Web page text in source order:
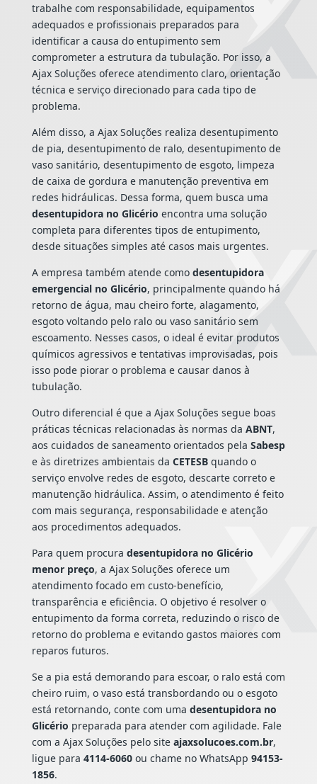
trabalhe com responsabilidade, equipamentos
adequados e profissionais preparados para
identificar a causa do entupimento sem
comprometer a estrutura da tubulação. Por isso, a
Ajax Soluções oferece atendimento claro, orientação
técnica e serviço direcionado para cada tipo de
problema.
Além disso, a Ajax Soluções realiza desentupimento
de pia, desentupimento de ralo, desentupimento de
vaso sanitário, desentupimento de esgoto, limpeza
de caixa de gordura e manutenção preventiva em
redes hidráulicas. Dessa forma, quem busca uma
desentupidora no Glicério encontra uma solução
completa para diferentes tipos de entupimento,
desde situações simples até casos mais urgentes.
A empresa também atende como desentupidora
emergencial no Glicério, principalmente quando há
retorno de água, mau cheiro forte, alagamento,
esgoto voltando pelo ralo ou vaso sanitário sem
escoamento. Nesses casos, o ideal é evitar produtos
químicos agressivos e tentativas improvisadas, pois
isso pode piorar o problema e causar danos à
tubulação.
Outro diferencial é que a Ajax Soluções segue boas
práticas técnicas relacionadas às normas da ABNT,
aos cuidados de saneamento orientados pela Sabesp
e às diretrizes ambientais da CETESBquando o
serviço envolve redes de esgoto, descarte correto e
manutenção hidráulica. Assim, o atendimento é feito
com mais segurança, responsabilidade e atenção
aos procedimentos adequados.
Para quem procura desentupidora no Glicério
menor preço, a Ajax Soluções oferece um
atendimento focado em custo-benefício,
transparência e eficiência. O objetivo é resolver o
entupimento da forma correta, reduzindo o risco de
retorno do problema e evitando gastos maiores com
reparos futuros.
Se a pia está demorando para escoar, o ralo está com
cheiro ruim, o vaso está transbordando ou o esgoto
está retornando, conte com uma desentupidora no
Glicério preparada para atender com agilidade. Fale
com a Ajax Soluções pelo site ajaxsolucoes.com.br,
ligue para 4114-6060ou chame no WhatsApp 94153-
1856.